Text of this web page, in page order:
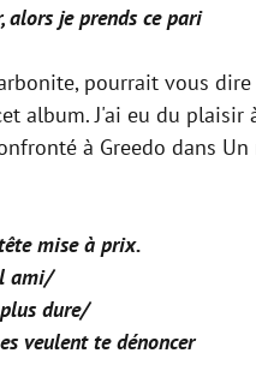
alors je prends ce pari
pourrait vous
album. J'ai eu du plaisir
à Greedo dans
mise à prix.
ami/
dure/
veulent te dénoncer